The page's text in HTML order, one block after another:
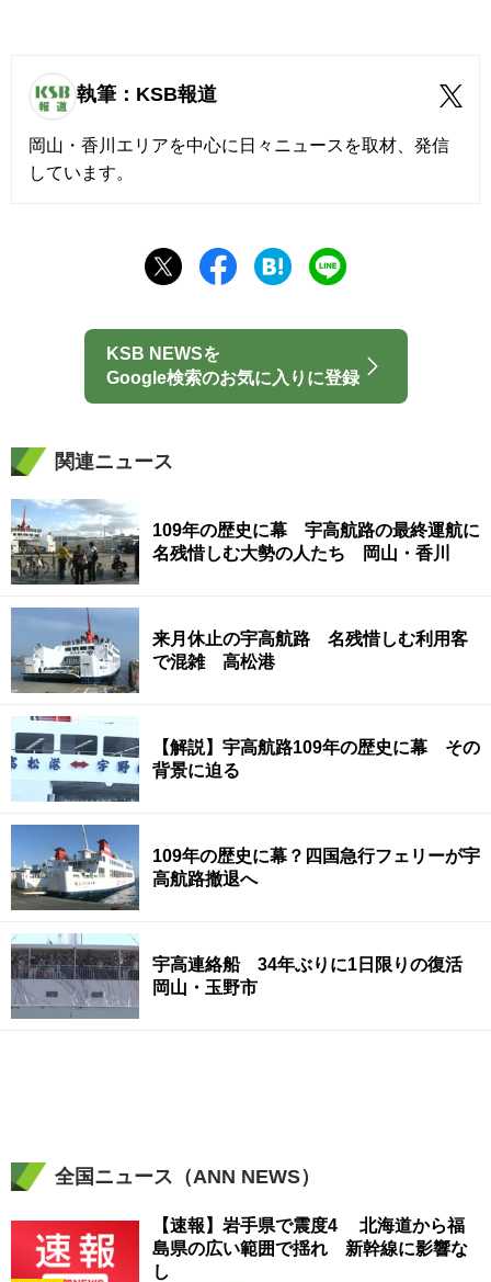
執筆：KSB報道
岡山・香川エリアを中心に日々ニュースを取材、発信
しています。
KSB NEWSを
Google検索のお気に入りに登録
関連ニュース
109年の歴史に幕 宇高航路の最終運航に
名残惜しむ大勢の人たち 岡山・香川
来月休止の宇高航路 名残惜しむ利用客
で混雑 高松港
【解説】宇高航路109年の歴史に幕 その
背景に迫る
109年の歴史に幕？四国急行フェリーが宇
高航路撤退へ
宇高連絡船 34年ぶりに1日限りの復活
岡山・玉野市
全国ニュース（ANN NEWS）
【速報】岩手県で震度4 北海道から福
島県の広い範囲で揺れ 新幹線に影響な
し